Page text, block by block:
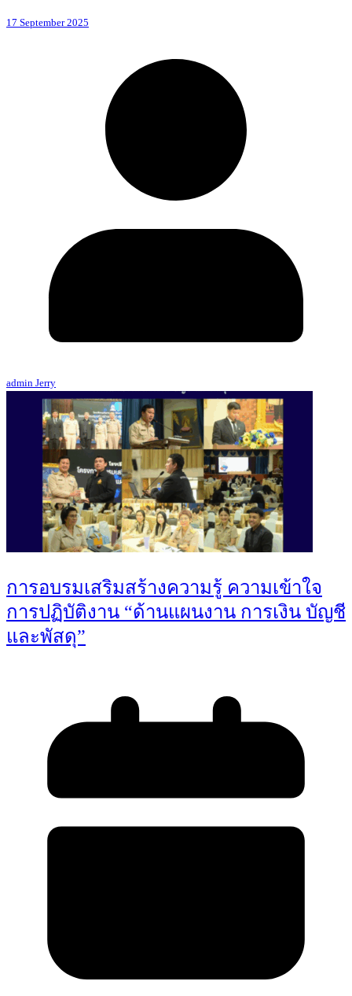
17 September 2025
admin Jerry
การอบรมเสริมสร้างความรู้ ความเข้าใจ
การปฏิบัติงาน “ด้านแผนงาน การเงิน บัญชี
และพัสดุ”